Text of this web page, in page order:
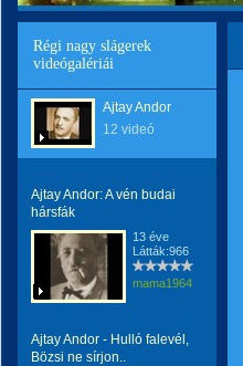
Régi nagy slágerek
videógalériái
Ajtay Andor
12 videó
Ajtay Andor: A vén budai
hársfák
13 éve
Látták:966
mama1964
Ajtay Andor - Hulló falevél,
Bözsi ne sírjon..